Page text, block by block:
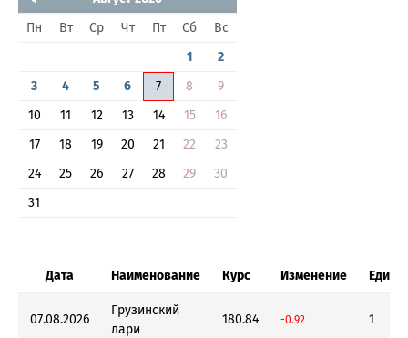
Пн
Вт Ср Чт Пт Сб
Вс
1
2
3
4 5 6 7 8
9
10
11 12 13 14 15
16
17
18 19 20 21 22
23
24
25 26 27 28 29
30
31
Дата Наименование Курс Изменение
07.08.2026
Грузинский
лари
180.84 -0.92 1